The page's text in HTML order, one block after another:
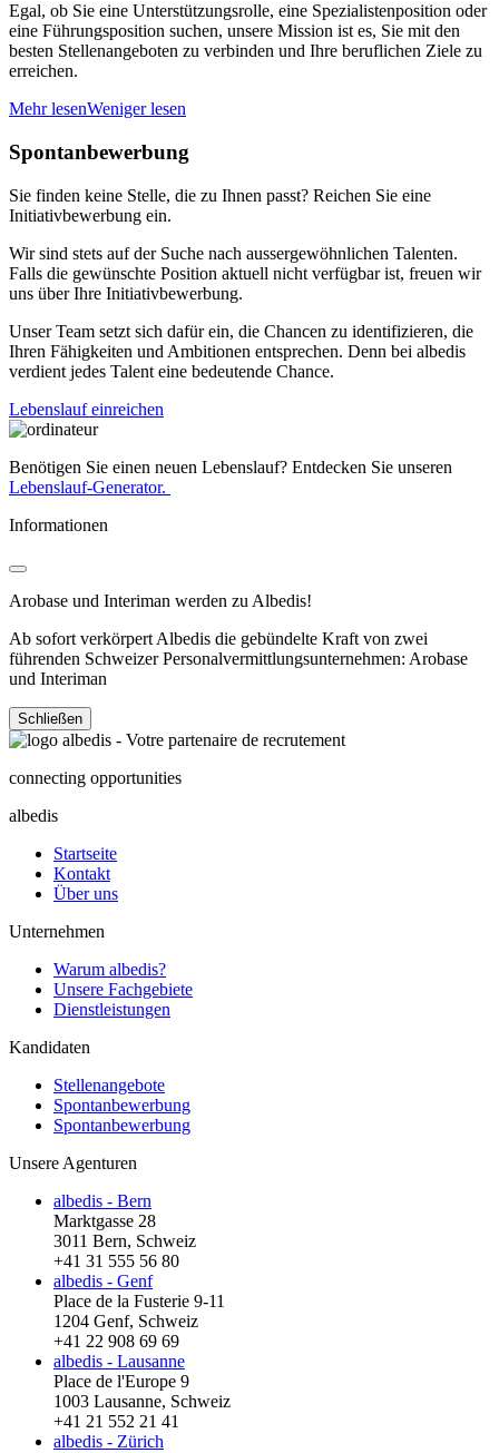
Egal, ob Sie eine Unterstützungsrolle, eine Spezialistenposition oder
eine Führungsposition suchen, unsere Mission ist es, Sie mit den
besten Stellenangeboten zu verbinden und Ihre beruflichen Ziele zu
erreichen.
Mehr lesenWeniger lesen
Spontanbewerbung
Sie finden keine Stelle, die zu Ihnen passt? Reichen Sie eine
Initiativbewerbung ein.
Wir sind stets auf der Suche nach aussergewöhnlichen Talenten.
Falls die gewünschte Position aktuell nicht verfügbar ist, freuen wir
uns über Ihre Initiativbewerbung.
Unser Team setzt sich dafür ein, die Chancen zu identifizieren, die
Ihren Fähigkeiten und Ambitionen entsprechen. Denn bei albedis
verdient jedes Talent eine bedeutende Chance.
Lebenslauf einreichen
Benötigen Sie einen neuen Lebenslauf? Entdecken Sie unseren
Lebenslauf-Generator.
Informationen
Arobase und Interiman werden zu Albedis!
Ab sofort verkörpert Albedis die gebündelte Kraft von zwei
führenden Schweizer Personalvermittlungsunternehmen: Arobase
und Interiman
Schließen
connecting opportunities
albedis
Startseite
Kontakt
Über uns
Unternehmen
Warum albedis?
Unsere Fachgebiete
Dienstleistungen
Kandidaten
Stellenangebote
Spontanbewerbung
Spontanbewerbung
Unsere Agenturen
albedis - Bern
Marktgasse 28
3011 Bern, Schweiz
+41 31 555 56 80
albedis - Genf
Place de la Fusterie 9-11
1204 Genf, Schweiz
+41 22 908 69 69
albedis - Lausanne
Place de l'Europe 9
1003 Lausanne, Schweiz
+41 21 552 21 41
albedis - Zürich